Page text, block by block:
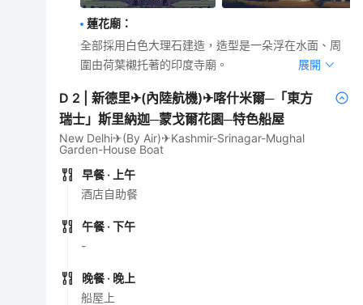
蓮花廟 ：
全部採用白色大理石建造，造型是一朵浮在水面、周
圍由荷葉襯托著的印度寺廟。
展開
D 2 |新德里✈(內陸航機)✈喀什米爾─「東方
瑞士」斯里納迦─蒙戈爾花園─特色船屋
New Delhi✈(By Air)✈Kashmir-Srinagar-Mughal
Garden-House Boat
早餐 · 上午
酒店自助餐
午餐 · 下午
-
晚餐 · 晚上
船屋上